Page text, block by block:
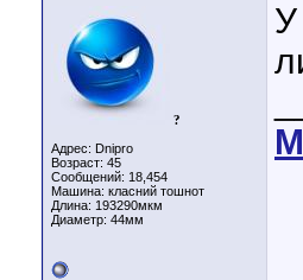
?
Адрес: Dnipro
Возраст: 45
Сообщений: 18,454
Машина: класний тошнот
Длина: 193290мкм
Диаметр: 44мм
У